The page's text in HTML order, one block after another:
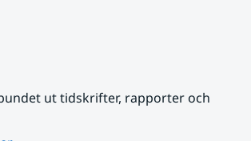
ut tidskrifter, rapporter och